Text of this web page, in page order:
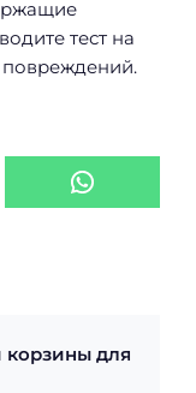
тест на
повреждений.
корзины для